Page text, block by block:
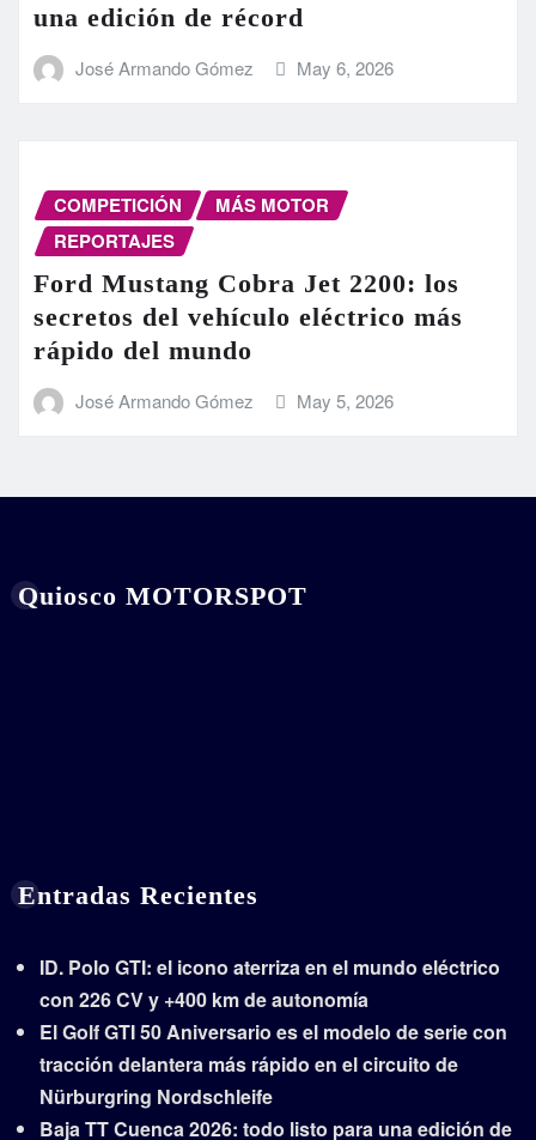
una edición de récord
José Armando Gómez May 6, 2026
COMPETICIÓN
MÁS MOTOR
REPORTAJES
Ford Mustang Cobra Jet 2200: los
secretos del vehículo eléctrico más
rápido del mundo
José Armando Gómez May 5, 2026
Quiosco MOTORSPOT
Entradas Recientes
ID. Polo GTI: el icono aterriza en el mundo eléctrico
con 226 CV y +400 km de autonomía
El Golf GTI 50 Aniversario es el modelo de serie con
tracción delantera más rápido en el circuito de
Nürburgring Nordschleife
Baja TT Cuenca 2026: todo listo para una edición de